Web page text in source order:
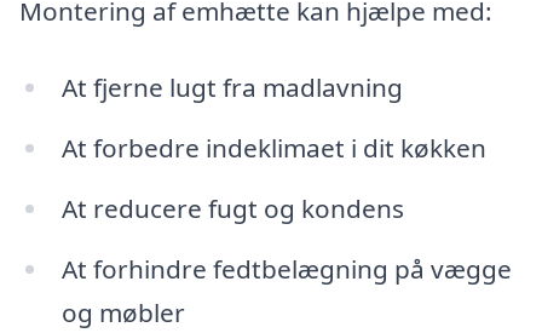
Montering af emhætte kan hjælpe med:
At fjerne lugt fra madlavning
At forbedre indeklimaet i dit køkken
At reducere fugt og kondens
At forhindre fedtbelægning på vægge
og møbler